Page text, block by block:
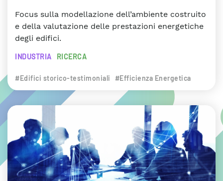
Focus sulla modellazione dell’ambiente costruito
e della valutazione delle prestazioni energetiche
degli edifici.
INDUSTRIA RICERCA
#Edifici storico-testimoniali #Efficienza Energetica